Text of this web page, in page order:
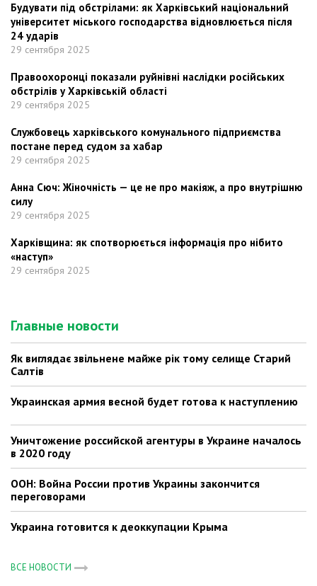
Будувати під обстрілами: як Харківський національний
університет міського господарства відновлюється після
24 ударів
29 сентября 2025
Правоохоронці показали руйнівні наслідки російських
обстрілів у Харківській області
29 сентября 2025
Службовець харківського комунального підприємства
постане перед судом за хабар
29 сентября 2025
Анна Сюч: Жіночність — це не про макіяж, а про внутрішню
силу
29 сентября 2025
Харківщина: як спотворюється інформація про нібито
«наступ»
29 сентября 2025
Главные новости
Як виглядає звільнене майже рік тому селище Старий
Салтів
Украинская армия весной будет готова к наступлению
Уничтожение российской агентуры в Украине началось
в 2020 году
ООН: Война России против Украины закончится
переговорами
Украина готовится к деоккупации Крыма
ВСЕ НОВОСТИ